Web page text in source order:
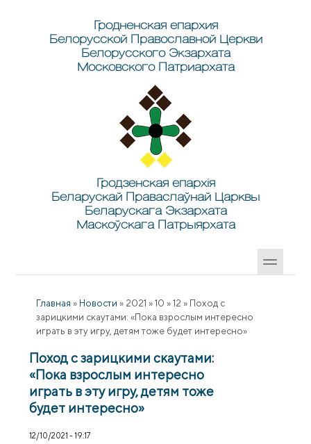
Гродненская епархия
Белорусской Православной Церкви
Белорусского Экзархата
Московского Патриархата
Гродзенская епархія
Беларускай Праваслаўнай Царквы
Беларускага Экзархата
Маскоўскага Патрыярхата
Главная » Новости » 2021 » 10 » 12 » Поход с
зарицкими скаутами: «Пока взрослым интересно
играть в эту игру, детям тоже будет интересно»
Поход с зарицкими скаутами:
«Пока взрослым интересно
играть в эту игру, детям тоже
будет интересно»
12/10/2021 - 19:17